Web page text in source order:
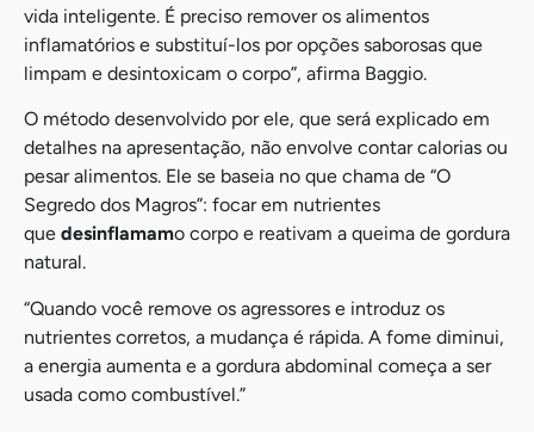
vida inteligente. É preciso remover os alimentos
inflamatórios e substituí-los por opções saborosas que
limpam e desintoxicam o corpo”, afirma Baggio.
O método desenvolvido por ele, que será explicado em
detalhes na apresentação, não envolve contar calorias ou
pesar alimentos. Ele se baseia no que chama de “O
Segredo dos Magros”: focar em nutrientes
que desinflamamo corpo e reativam a queima de gordura
natural.
“Quando você remove os agressores e introduz os
nutrientes corretos, a mudança é rápida. A fome diminui,
a energia aumenta e a gordura abdominal começa a ser
usada como combustível.”